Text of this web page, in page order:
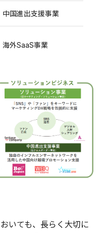
中国進出支援事業
海外SaaS事業
いても、長らく大切に